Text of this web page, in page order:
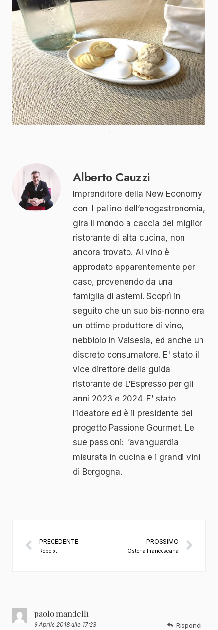
Alberto Cauzzi
Imprenditore della New Economy
con il pallino dell’enogastronomia,
gira il mondo a caccia del miglior
ristorante di alta cucina, non
ancora trovato. Al vino è
approdato apparentemente per
caso, provenendo da una
famiglia di astemi. Scoprì in
seguito che un suo bis-nonno era
un ottimo produttore di vino,
nebbiolo in Valsesia, ed anche un
discreto consumatore. E' stato il
vice direttore della guida
ristorante de L'Espresso per gli
anni 2023 e 2024. E’ stato
l’ideatore ed è il presidente del
progetto Passione Gourmet. Le
sue passioni: l’avanguardia
misurata in cucina e i grandi vini
di Borgogna.
PRECEDENTE
Rebelot
PROSSIMO
Osteria Francescana
paolo mandelli
9 Aprile 2018 alle 17:23 Rispondi